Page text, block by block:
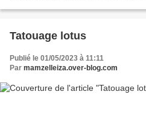
Tatouage lotus
Publié le 01/05/2023 à 11:11
Par mamzelleiza.over-blog.com